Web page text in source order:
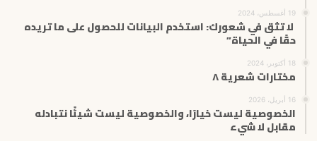
19 أغسطس، 2024
لا تثق في شعورك: استخدم البيانات للحصول على ما تريده
حقًا في الحياة”
18 أكتوبر، 2024
مختارات شعرية ٨
16 أبريل، 2026
الخصوصية ليست خيارًا، والخصوصية ليست شيئًا نتبادله
مقابل لا شيء